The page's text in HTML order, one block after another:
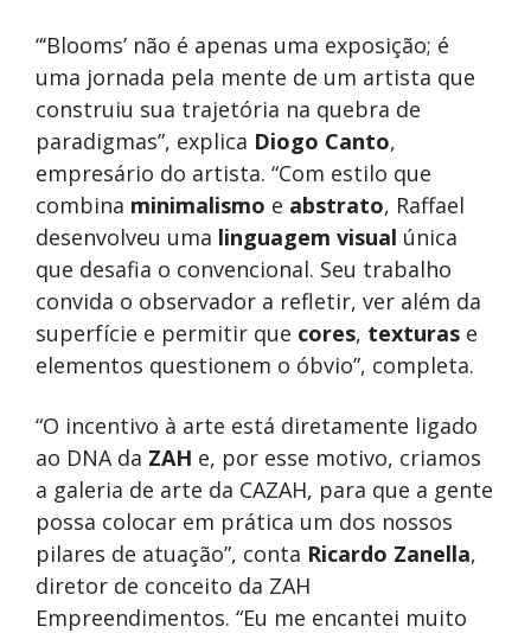
“‘Blooms’ não é apenas uma exposição; é
uma jornada pela mente de um artista que
construiu sua trajetória na quebra de
paradigmas”, explica Diogo Canto,
empresário do artista. “Com estilo que
combina minimalismo e abstrato, Raffael
desenvolveu uma linguagem visual única
que desafia o convencional. Seu trabalho
convida o observador a refletir, ver além da
superfície e permitir que cores, texturas e
elementos questionem o óbvio”, completa.
“O incentivo à arte está diretamente ligado
ao DNA da ZAH e, por esse motivo, criamos
a galeria de arte da CAZAH, para que a gente
possa colocar em prática um dos nossos
pilares de atuação”, conta Ricardo Zanella,
diretor de conceito da ZAH
Empreendimentos. “Eu me encantei muito